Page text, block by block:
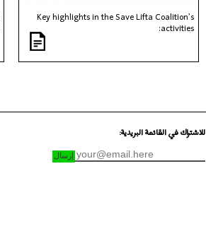
Key highlights in the Save Lifta Coalition’s
activities:
للاشتراك في القائمة البريدية: